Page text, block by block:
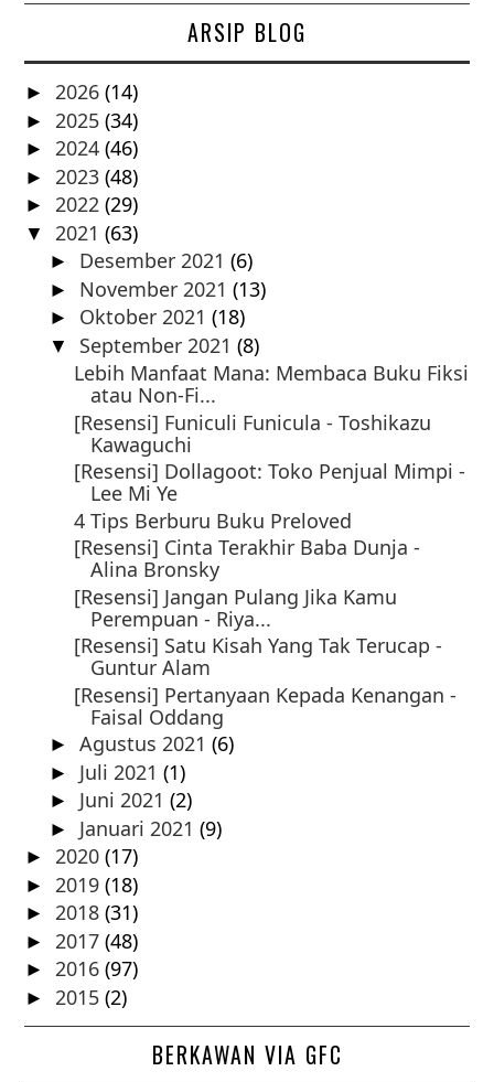
ARSIP BLOG
►2026(14)
► 2025(34)
►2024(46)
► 2023(48)
►2022(29)
▼ 2021(63)
► Desember 2021 (6)
► November 2021 (13)
► Oktober 2021 (18)
▼ September 2021 (8)
Lebih Manfaat Mana: Membaca Buku Fiksi
atau Non-Fi...
[Resensi] Funiculi Funicula - Toshikazu
Kawaguchi
[Resensi] Dollagoot: Toko Penjual Mimpi -
Lee Mi Ye
4 Tips Berburu Buku Preloved
[Resensi] Cinta Terakhir Baba Dunja -
Alina Bronsky
[Resensi] Jangan Pulang Jika Kamu
Perempuan - Riya...
[Resensi] Satu Kisah Yang Tak Terucap -
Guntur Alam
[Resensi] Pertanyaan Kepada Kenangan -
Faisal Oddang
► Agustus 2021 (6)
► Juli 2021 (1)
► Juni 2021 (2)
► Januari 2021 (9)
►2020(17)
► 2019(18)
►2018(31)
► 2017(48)
►2016(97)
► 2015(2)
BERKAWAN VIA GFC